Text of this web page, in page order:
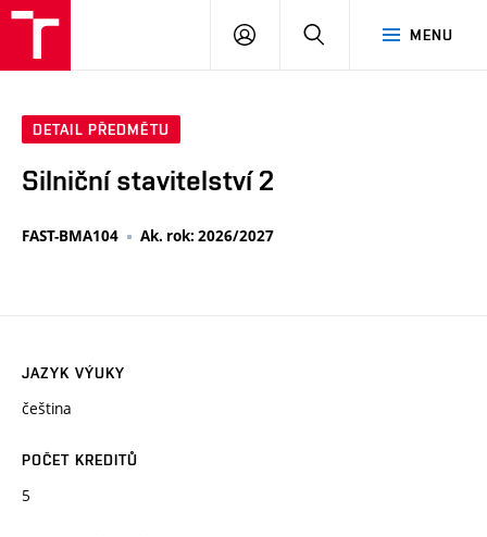
MENU
PŘIHLÁSIT
DETAIL PŘEDMĚTU
Silniční stavitelství 2
FAST-BMA104 Ak. rok: 2026/2027
JAZYK VÝUKY
čeština
POČET KREDITŮ
5